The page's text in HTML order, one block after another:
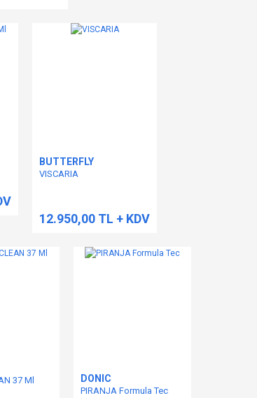
BUTTERFLY
VISCARIA
12.950,00 TL + KDV
37 Ml DONIC
PIRANJA Formula Tec